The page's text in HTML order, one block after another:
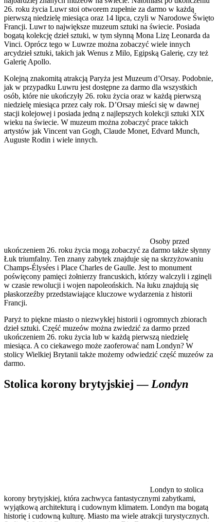
26. roku życia Luwr stoi otworem zupełnie za darmo w każdą
pierwszą niedzielę miesiąca oraz 14 lipca, czyli w Narodowe Święto
Francji. Luwr to największe muzeum sztuki na świecie. Posiada
bogatą kolekcję dzieł sztuki, w tym słynną Mona Lizę Leonarda da
Vinci. Oprócz tego w Luwrze można zobaczyć wiele innych
arcydzieł sztuki, takich jak Wenus z Milo, Egipską Galerię, czy też
Galerię Apollo.
Kolejną znakomitą atrakcją Paryża jest Muzeum d’Orsay. Podobnie,
jak w przypadku Luwru jest dostępne za darmo dla wszystkich
osób, które nie ukończyły 26. roku życia oraz w każdą pierwszą
niedzielę miesiąca przez cały rok. D’Orsay mieści się w dawnej
stacji kolejowej i posiada jedną z najlepszych kolekcji sztuki XIX
wieku na świecie. W muzeum można zobaczyć prace takich
artystów jak Vincent van Gogh, Claude Monet, Edvard Munch,
Auguste Rodin i wiele innych.
Osoby przed
ukończeniem 26. roku życia mogą zobaczyć za darmo także słynny
Łuk triumfalny. Ten znany zabytek znajduje się na skrzyżowaniu
Champs-Élysées i Place Charles de Gaulle. Jest to monument
poświęcony pamięci żołnierzy francuskich, którzy walczyli i zginęli
w czasie rewolucji i wojen napoleońskich. Na łuku znajdują się
płaskorzeźby przedstawiające kluczowe wydarzenia z historii
Francji.
Paryż to piękne miasto o niezwykłej historii i ogromnych zbiorach
dzieł sztuki. Część muzeów można zwiedzić za darmo przed
ukończeniem 26. roku życia lub w każdą pierwszą niedzielę
miesiąca. A co ciekawego może zaoferować nam Londyn? W
stolicy Wielkiej Brytanii także możemy odwiedzić część muzeów za
darmo.
Stolica korony brytyjskiej —Londyn
Londyn to stolica
korony brytyjskiej, która zachwyca fantastycznymi zabytkami,
wyjątkową architekturą i cudownym klimatem. Londyn ma bogatą
historię i cudowną kulturę. Miasto ma wiele atrakcji turystycznych.